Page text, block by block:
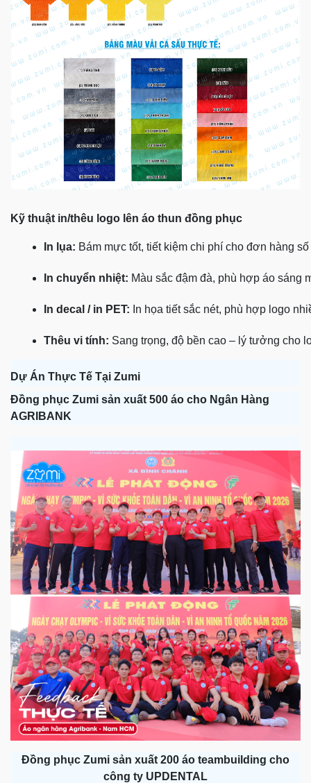
Kỹ thuật in/thêu logo lên áo thun đồng phục
In lụa: Bám mực tốt, tiết kiệm chi phí cho đơn hàng
In chuyển nhiệt: Màu sắc đậm đà, phù hợp áo sáng
In decal / in PET: In họa tiết sắc nét, phù hợp logo
Thêu vi tính: Sang trọng, độ bền cao – lý tưởng cho
Dự Án Thực Tế Tại Zumi
Đồng phục Zumi sản xuất 500 áo cho Ngân Hàng
AGRIBANK
Đồng phục Zumi sản xuất 200 áo teambuilding cho
công ty UPDENTAL